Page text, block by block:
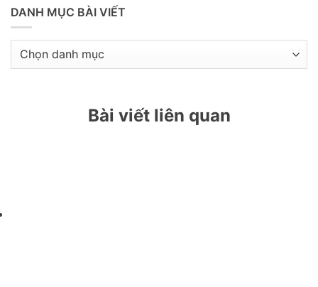
DANH MỤC BÀI VIẾT
mục
bài
Bài viết liên quan